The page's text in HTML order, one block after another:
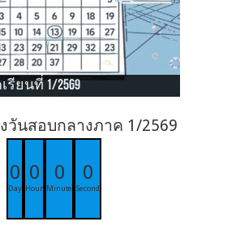
ยนที่ 1/2569
วันสอบกลางภาค 1/2569
0
Day
0
Hour
0
Minute
0
Second